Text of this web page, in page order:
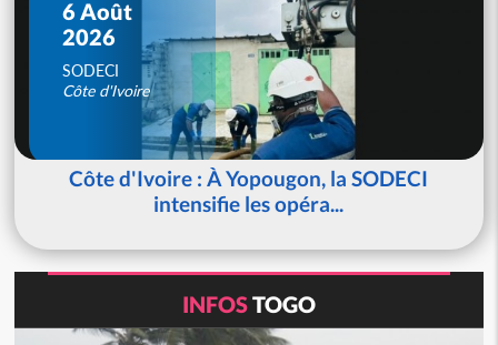
6 Août
2026
SODECI
Côte d'Ivoire
Côte d'Ivoire : À Yopougon, la SODECI
intensifie les opéra...
INFOSTOGO